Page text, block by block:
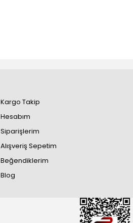
Kargo Takip
Hesabım
Siparişlerim
Alışveriş Sepetim
Beğendiklerim
Blog